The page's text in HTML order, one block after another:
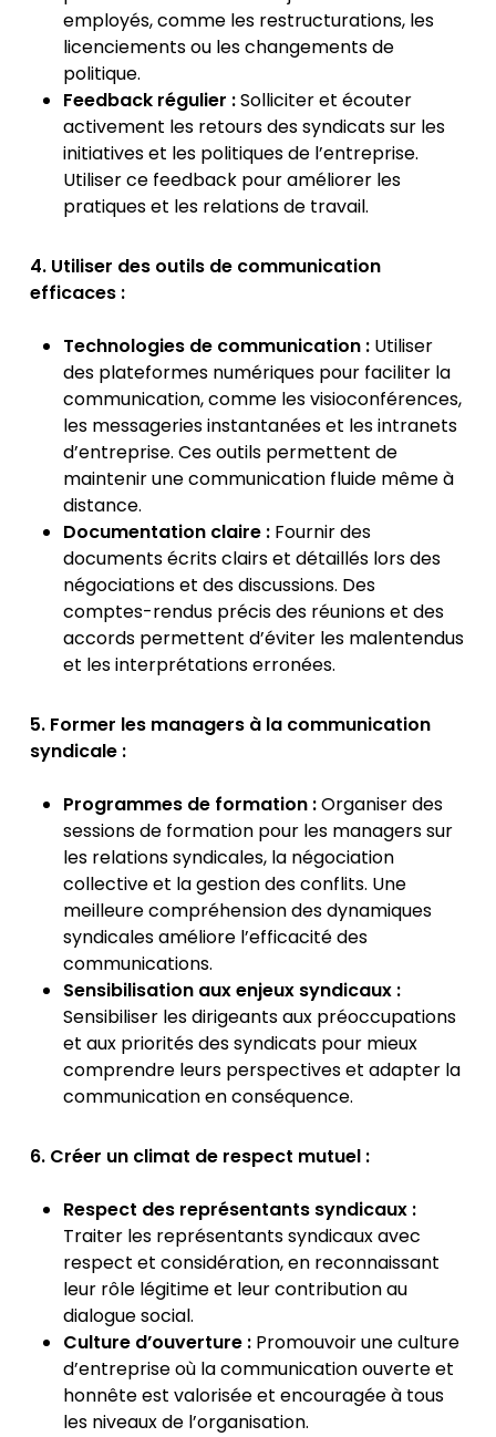
employés, comme les restructurations, les
licenciements ou les changements de
politique.
Feedback régulier :Solliciter et écouter
activement les retours des syndicats sur les
initiatives et les politiques de l’entreprise.
Utiliser ce feedback pour améliorer les
pratiques et les relations de travail.
4. Utiliser des outils de communication
efficaces :
Technologies de communication :Utiliser
des plateformes numériques pour faciliter la
communication, comme les visioconférences,
les messageries instantanées et les intranets
d’entreprise. Ces outils permettent de
maintenir une communication fluide même à
distance.
Documentation claire :Fournir des
documents écrits clairs et détaillés lors des
négociations et des discussions. Des
comptes-rendus précis des réunions et des
accords permettent d’éviter les malentendus
et les interprétations erronées.
5. Former les managers à la communication
syndicale :
Programmes de formation :Organiser des
sessions de formation pour les managers sur
les relations syndicales, la négociation
collective et la gestion des conflits. Une
meilleure compréhension des dynamiques
syndicales améliore l’efficacité des
communications.
Sensibilisation aux enjeux syndicaux :
Sensibiliser les dirigeants aux préoccupations
et aux priorités des syndicats pour mieux
comprendre leurs perspectives et adapter la
communication en conséquence.
6. Créer un climat de respect mutuel :
Respect des représentants syndicaux :
Traiter les représentants syndicaux avec
respect et considération, en reconnaissant
leur rôle légitime et leur contribution au
dialogue social.
Culture d’ouverture :Promouvoir une culture
d’entreprise où la communication ouverte et
honnête est valorisée et encouragée à tous
les niveaux de l’organisation.